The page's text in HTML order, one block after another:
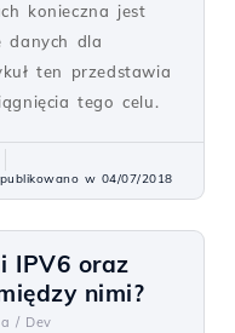
konieczna jest
danych dla
ten przedstawia
tego celu.
w 04/07/2018
IPV6 oraz
nimi?
/ Dev